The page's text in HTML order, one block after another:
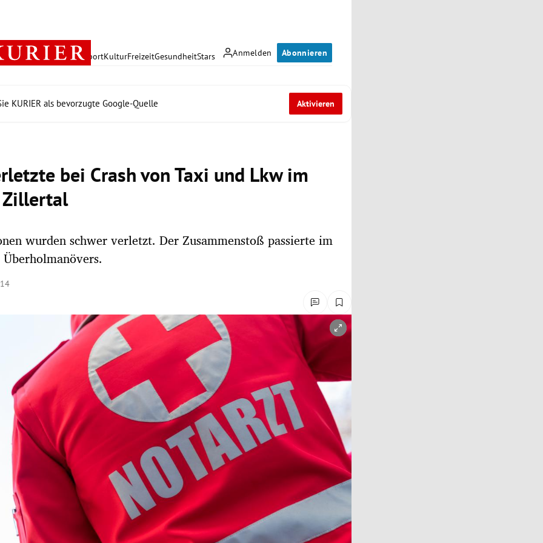
Anmelden Abonnieren
PolitikWirtschaft SportKulturFreizeitGesundheitStars
KURIER als bevorzugte Google-Quelle Aktivieren
bei Crash von Taxi und Lkw im
wurden schwer verletzt. Der Zusammenstoß passierte im
öffnen/schließen